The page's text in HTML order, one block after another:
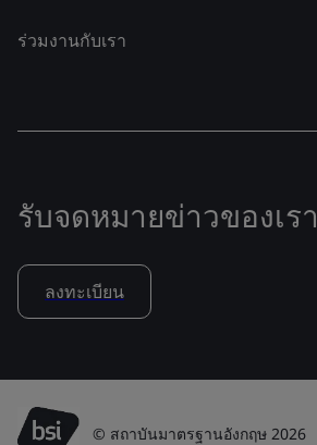
ร่วมงานกับเรา
รับจดหมายข่าวของเรา
ลงทะเบียน
© สถาบันมาตรฐานอังกฤษ 2026